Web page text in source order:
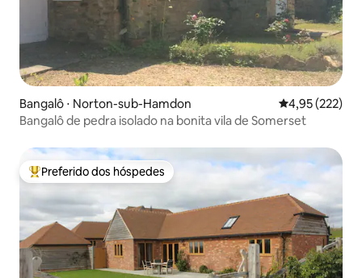
Bangalô ⋅ Norton-sub-Hamdon 4,95 de uma
4,95 (222)
Bangalô de pedra isolado na bonita vila de Somerset
Entre os melhores preferidos dos hóspedes
Preferido dos hóspedes